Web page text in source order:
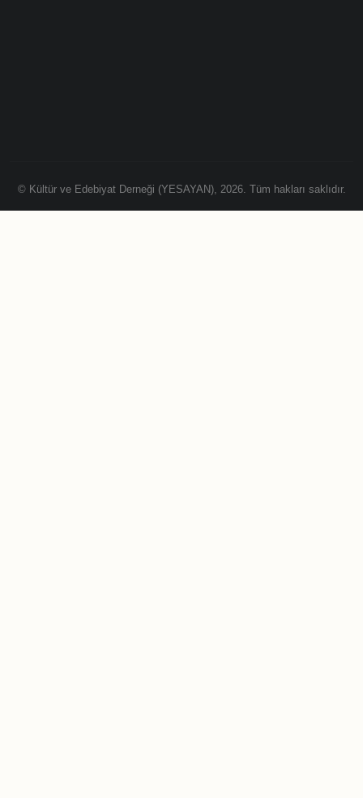
© Kültür ve Edebiyat Derneği (YESAYAN), 2026. Tüm hakları saklıdır.